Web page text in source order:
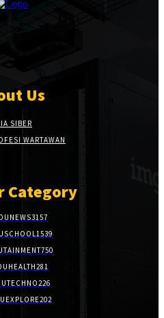
Us
SIBER
WARTAWAN
Category
3157
1539
750
281
226
202